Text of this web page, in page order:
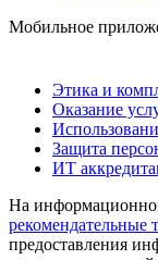
Мобильное
Этика и
Оказание
Защита
ИТ
На
рекомендательные
предоставления